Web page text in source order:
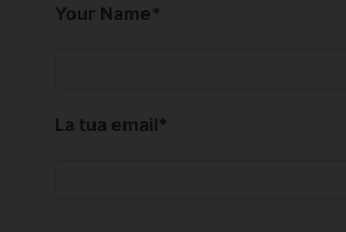
Your Name*
La tua email*